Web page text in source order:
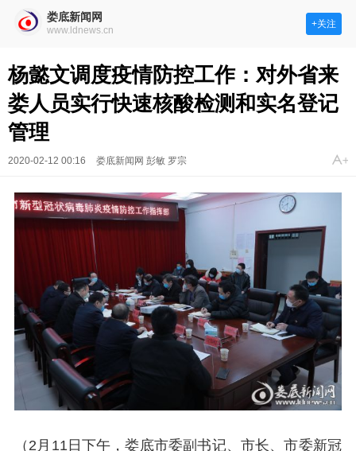
娄底新闻网
www.ldnews.cn
+关注
杨懿文调度疫情防控工作：对外省来
娄人员实行快速核酸检测和实名登记
管理
2020-02-12 00:16 娄底新闻网 彭敏 罗宗
（2月11日下午，娄底市委副书记、市长、市委新冠